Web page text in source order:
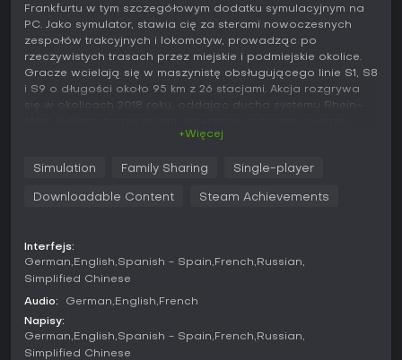
Frankfurtu w tym szczegółowym dodatku symulacyjnym na
PC. Jako symulator, stawia cię za sterami nowoczesnych
zespołów trakcyjnych i lokomotyw, prowadząc po
rzeczywistych trasach przez miejskie i podmiejskie okolice.
Gracze wcielają się w maszynistę obsługującego linie S1, S8
i S9 o długości około 95 km z 26 stacjami. Akcja rozgrywa
się w okolicach 2018 roku, oddając ducha systemu Rhein-
odzwierciedlającymi całodobową obsługę w kluczowych
Zajmujesz się przyspieszaniem, hamowaniem i kontrolą
prędkości, przestrzegając semaforów i rozkładów jazdy.
Kabiny maszynistów wykonano z dbałością o detale,
dynamiki pojazdów. Musisz zarządzać przewozami
pasażerskimi w różnych warunkach pogodowych i porach
dnia wpływających na widoczność i operacje. Dodatkowe
atrakcje to zadania trasowe z konkretnymi celami na
+Więcej
Simulation Family Sharing Single-player
Downloadable Content Steam Achievements
Interfejs:
German English Spanish - Spain French Russian
Simplified Chinese
Audio: German English French
Napisy:
German English Spanish - Spain French Russian
Simplified Chinese